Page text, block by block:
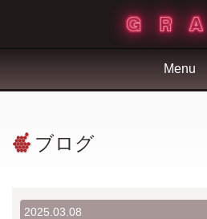
Menu
ブログ
2025.03.08